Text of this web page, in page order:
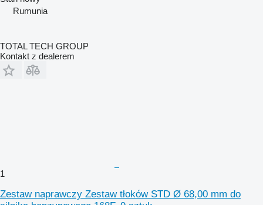
Rumunia
TOTAL TECH GROUP
Kontakt z dealerem
1
Zestaw naprawczy Zestaw tłoków STD Ø 68,00 mm do